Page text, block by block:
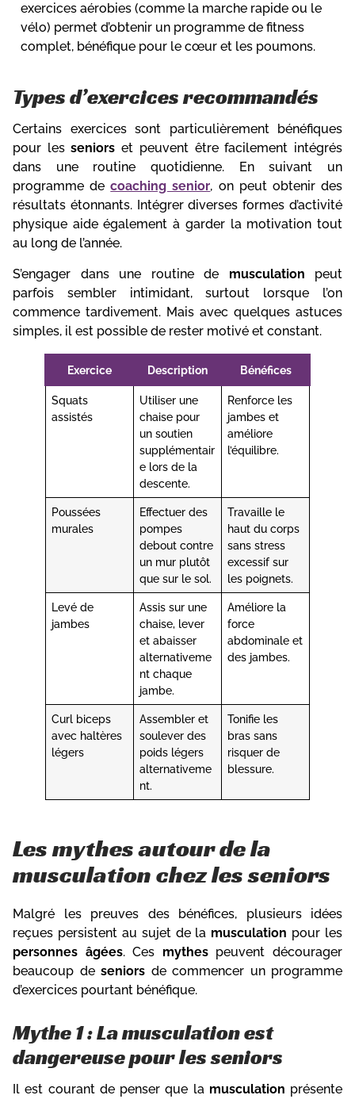
exercices aérobies (comme la marche rapide ou le
vélo) permet d’obtenir un programme de fitness
complet, bénéfique pour le cœur et les poumons.
Types d’exercices recommandés
Certains exercices sont particulièrement bénéfiques
pour lesseniors et peuvent être facilement intégrés
dans une routine quotidienne. En suivant un
programme decoaching senior, on peut obtenir des
résultats étonnants. Intégrer diverses formes d’activité
physique aide également à garder la motivation tout
au long de l’année.
S’engager dans une routine de musculation peut
parfois sembler intimidant, surtout lorsque l’on
commence tardivement. Mais avec quelques astuces
simples, il est possible de rester motivé et constant.
Exercice Description Bénéfices
Squats
assistés
Utiliser une
chaise pour
un soutien
supplémentair
e lors de la
descente.
Renforce les
jambes et
améliore
l’équilibre.
Poussées
murales
Effectuer des
pompes
debout contre
un mur plutôt
que sur le sol.
Travaille le
haut du corps
sans stress
excessif sur
les poignets.
Levé de
jambes
Assis sur une
chaise, lever
et abaisser
alternativeme
nt chaque
jambe.
Améliore la
force
abdominale et
des jambes.
Curl biceps
avec haltères
légers
Assembler et
soulever des
poids légers
alternativeme
nt.
Tonifie les
bras sans
risquer de
blessure.
Les mythes autour de la
musculation chez les seniors
Malgré les preuves des bénéfices, plusieurs idées
reçues persistent au sujet de la musculation pour les
personnes âgées. Ces mythespeuvent décourager
beaucoup de seniors de commencer un programme
d’exercices pourtant bénéfique.
Mythe 1 : La musculation est
dangereuse pour les seniors
Il est courant de penser que la musculation présente